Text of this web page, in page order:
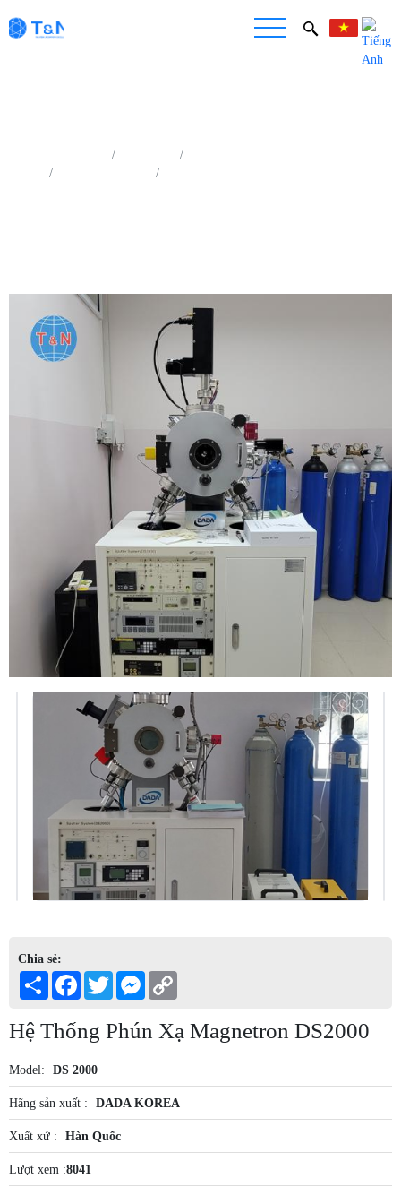
Chia sẻ:
Share FacebookTwitterMessenger
Hệ Thống Phún Xạ Magnetron DS2000
Model: DS 2000
Hãng sản xuất : DADA KOREA
Xuất xứ : Hàn Quốc
Lượt xem :8041